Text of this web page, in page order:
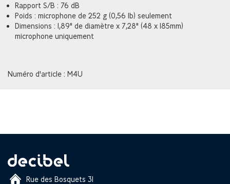
Rapport S/B : 76 dB
Poids : microphone de 252 g (0,56 lb) seulement
Dimensions : 1,89" de diamètre x 7,28" (48 x 185mm)
microphone uniquement
Numéro d'article : M4U
Rue des Bosquets 31